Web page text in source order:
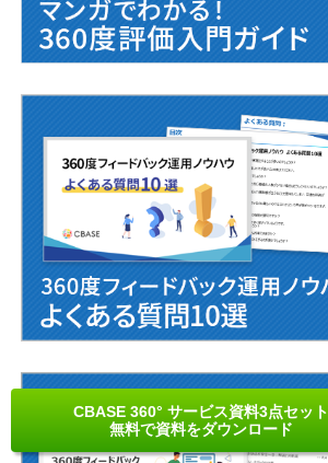
CBASE 360° サービス資料3点セット
無料で資料をダウンロード